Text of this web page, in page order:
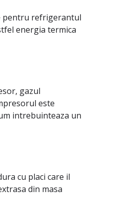
pentru refrigerantul
energia termica
gazul
este
intrebuinteaza un
cu placi care il
din masa